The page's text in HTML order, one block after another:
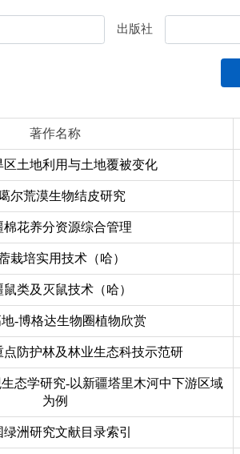
出版社
著作名称
区土地利用与土地覆被变化
尔荒漠生物结皮研究
棉花养分资源综合管理
栽培实用技术（哈）
鼠类及灭鼠技术（哈）
-博格达生物圈植物欣赏
点防护林及林业生态科技示范研
态学研究-以新疆塔里木河中下游区域
为例
绿洲研究文献目录索引